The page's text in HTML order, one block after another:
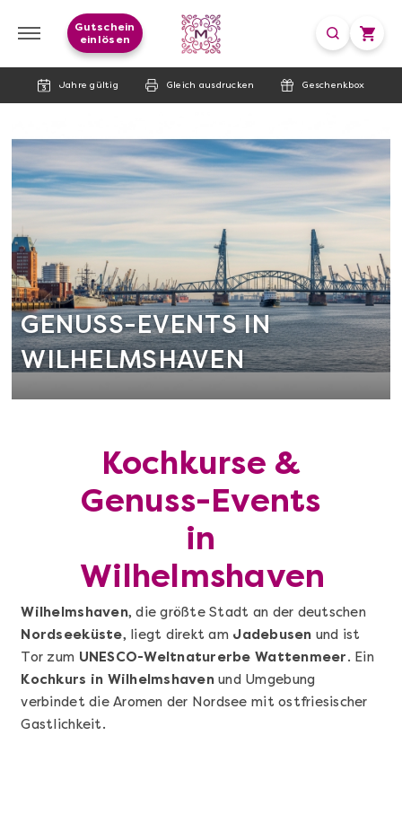
Jahre gültig Gleich ausdrucken Geschenkbox
Gutschein
einlösen
GENUSS-EVENTS IN
WILHELMSHAVEN
Kochkurse &
Genuss-Events
in
Wilhelmshaven
Wilhelmshaven, die größte Stadt an der deutschen
Nordseeküste, liegt direkt am Jadebusen und ist
Tor zum UNESCO-Weltnaturerbe Wattenmeer. Ein
Kochkurs in Wilhelmshavenund Umgebung
verbindet die Aromen der Nordsee mit ostfriesischer
Gastlichkeit.